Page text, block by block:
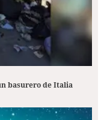
basurero de Italia